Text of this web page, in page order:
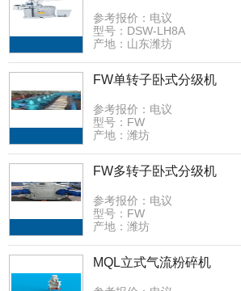
参考报价：电议
型号：DSW-LH8A
产地：山东潍坊
FW单转子卧式分级机
参考报价：电议
型号：FW
产地：潍坊
FW多转子卧式分级机
参考报价：电议
型号：FW
产地：潍坊
MQL立式气流粉碎机